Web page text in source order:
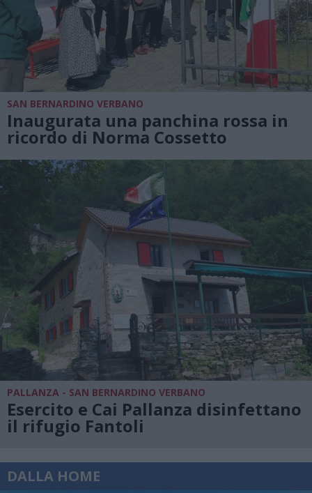
SAN BERNARDINO VERBANO
Inaugurata una panchina rossa in
ricordo di Norma Cossetto
PALLANZA - SAN BERNARDINO VERBANO
Esercito e Cai Pallanza disinfettano
il rifugio Fantoli
DALLA HOME